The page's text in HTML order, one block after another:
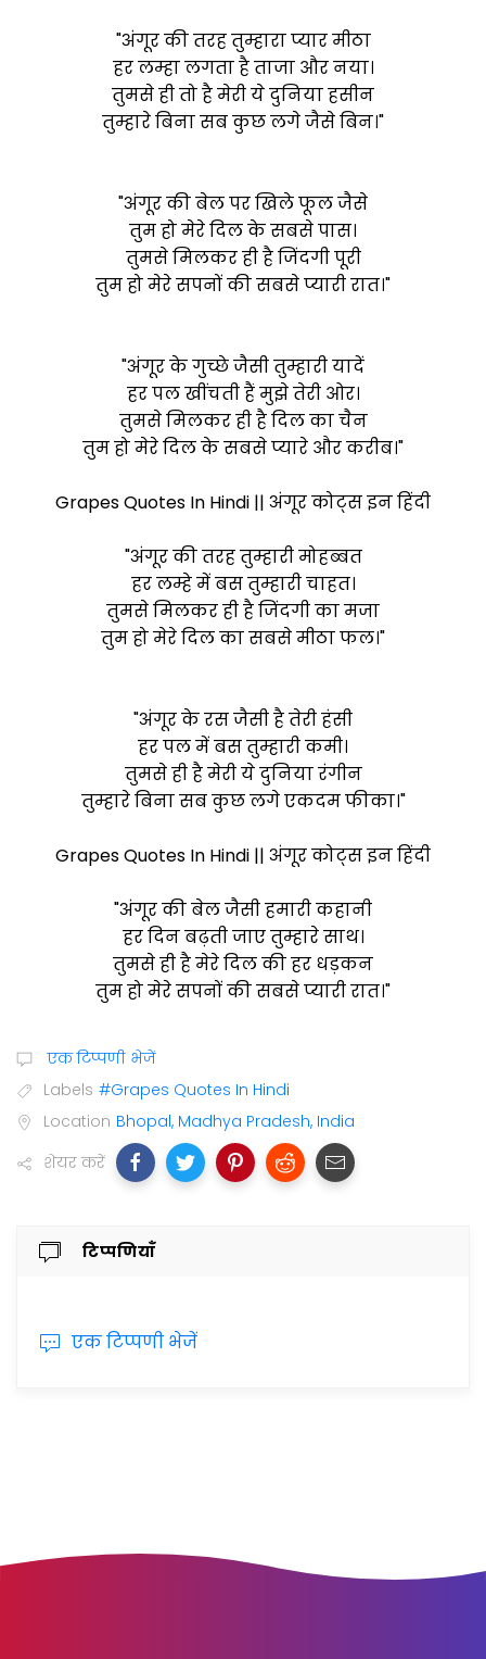
"अंगूर की तरह तुम्हारा प्यार मीठा
हर लम्हा लगता है ताजा और नया।
तुमसे ही तो है मेरी ये दुनिया हसीन
तुम्हारे बिना सब कुछ लगे जैसे बिन।"
"अंगूर की बेल पर खिले फूल जैसे
तुम हो मेरे दिल के सबसे पास।
तुमसे मिलकर ही है जिंदगी पूरी
तुम हो मेरे सपनों की सबसे प्यारी रात।"
"अंगूर के गुच्छे जैसी तुम्हारी यादें
हर पल खींचती हैं मुझे तेरी ओर।
तुमसे मिलकर ही है दिल का चैन
तुम हो मेरे दिल के सबसे प्यारे और करीब।"
Grapes Quotes In Hindi || अंगूर कोट्स इन हिंदी
"अंगूर की तरह तुम्हारी मोहब्बत
हर लम्हे में बस तुम्हारी चाहत।
तुमसे मिलकर ही है जिंदगी का मजा
तुम हो मेरे दिल का सबसे मीठा फल।"
"अंगूर के रस जैसी है तेरी हंसी
हर पल में बस तुम्हारी कमी।
तुमसे ही है मेरी ये दुनिया रंगीन
तुम्हारे बिना सब कुछ लगे एकदम फीका।"
Grapes Quotes In Hindi || अंगूर कोट्स इन हिंदी
"अंगूर की बेल जैसी हमारी कहानी
हर दिन बढ़ती जाए तुम्हारे साथ।
तुमसे ही है मेरे दिल की हर धड़कन
तुम हो मेरे सपनों की सबसे प्यारी रात।"
एक टिप्पणी भेजें
Labels #Grapes Quotes In Hindi
Location Bhopal, Madhya Pradesh, India
शेयर करें
टिप्पणियाँ
एक टिप्पणी भेजें